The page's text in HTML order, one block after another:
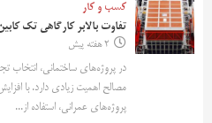
کسب و کار
تفاوت بالابر کارگاهی تک
2 هفته پیش
در پروژه‌های ساختمانی، انتخاب
مصالح اهمیت زیادی دارد. با
پروژه‌های عمرانی، استفاده از...